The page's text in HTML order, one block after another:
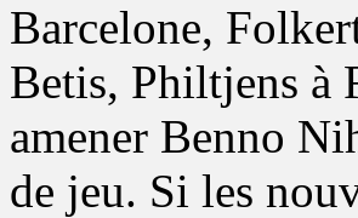
Barcelone,
Betis, Philtjens à
amener Benno
de jeu. Si les